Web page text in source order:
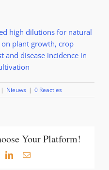
high dilutions for natural
plant growth, crop
and disease incidence in
| Nieuws | 0 Reacties
Your Platform!
LinkedIn
E-